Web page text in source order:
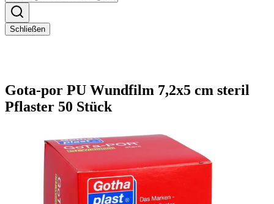
Schließen
Gota-por PU Wundfilm 7,2x5 cm steril
Pflaster 50 Stück